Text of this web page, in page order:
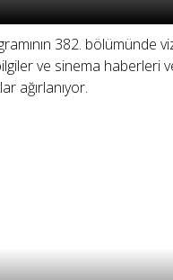
382. bölümünde
ve sinema haberleri
ağırlanıyor.